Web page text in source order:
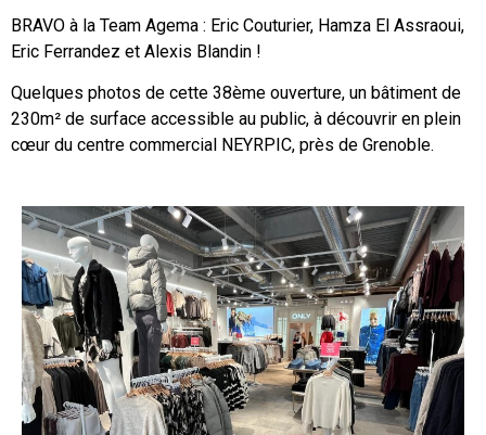
BRAVO à la Team Agema : Eric Couturier, Hamza El Assraoui,
Eric Ferrandez et Alexis Blandin !
Quelques photos de cette 38ème ouverture, un bâtiment de
230m² de surface accessible au public, à découvrir en plein
cœur du centre commercial NEYRPIC, près de Grenoble.